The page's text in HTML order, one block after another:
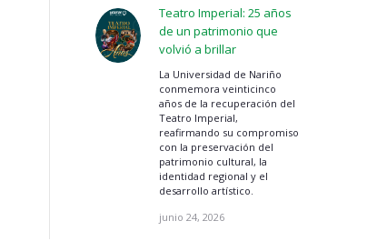
Teatro Imperial: 25 años
de un patrimonio que
volvió a brillar
La Universidad de Nariño
conmemora veinticinco
años de la recuperación del
Teatro Imperial,
reafirmando su compromiso
con la preservación del
patrimonio cultural, la
identidad regional y el
desarrollo artístico.
junio 24, 2026